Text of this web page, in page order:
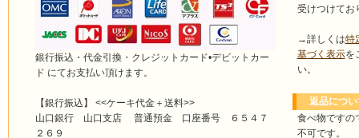
銀行振込・代金引換・クレジットカード•デビットカー
ド にてお支払い頂けます。
【銀行振込】 <<ケーキ代金＋送料>>
山口銀行 山口支店 普通預金 口座番号 ６５４７
２６９
受けつけてお
→詳しくは特
基づく表示を
い。
返品につい
食べ物ですの
不可です。